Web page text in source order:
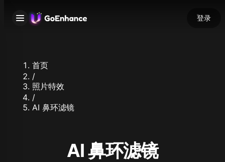
登录
首页
/
照片特效
/
AI 鼻环滤镜
AI 鼻环滤镜